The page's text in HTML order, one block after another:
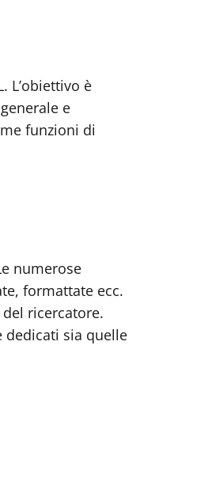
L’obiettivo è
e
funzioni di
numerose
formattate ecc.
ricercatore.
dedicati sia quelle